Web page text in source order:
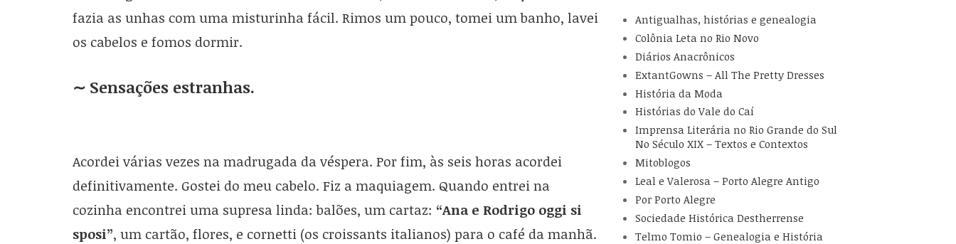
fazia as unhas com uma misturinha fácil. Rimos um pouco, tomei um banho, lavei
os cabelos e fomos dormir.
∼ Sensações estranhas.
Acordei várias vezes na madrugada da véspera. Por fim, às seis horas acordei
definitivamente. Gostei do meu cabelo. Fiz a maquiagem. Quando entrei na
cozinha encontrei uma supresa linda: balões, um cartaz: “Ana e Rodrigo oggi si
sposi”, um cartão, flores, e cornetti (os croissants italianos) para o café da manhã.
Antigualhas, histórias e genealogia
Colônia Leta no Rio Novo
Diários Anacrônicos
ExtantGowns – All The Pretty Dresses
História da Moda
Histórias do Vale do Caí
Imprensa Literária no Rio Grande do Sul
No Século XIX – Textos e Contextos
Mitoblogos
Leal e Valerosa – Porto Alegre Antigo
Por Porto Alegre
Sociedade Histórica Destherrense
Telmo Tomio – Genealogia e História